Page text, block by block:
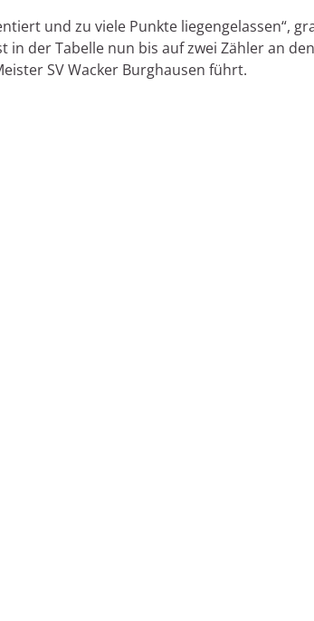
und zu viele Punkte liegengelassen“,
in der Tabelle nun bis auf zwei Zähler an
SV Wacker Burghausen führt.